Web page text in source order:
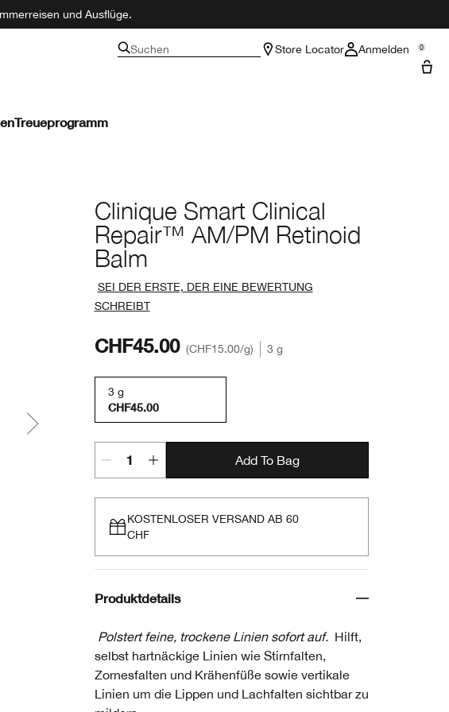
und Ausflüge.
Suchen Store Locator Anmelden 0
Treueprogramm
Clinique Smart Clinical
Repair™ AM/PM Retinoid
Balm
SEI DER ERSTE, DER EINE BEWERTUNG
SCHREIBT
CHF45.00 CHF15.00/g 3 g
3 g
CHF45.00
Add To Bag
KOSTENLOSER VERSAND AB 60
CHF
Produktdetails
Polstert feine, trockene Linien sofort auf. Hilft,
selbst hartnäckige Linien wie Stirnfalten,
Zornesfalten und Krähenfüße sowie vertikale
Linien um die Lippen und Lachfalten sichtbar zu